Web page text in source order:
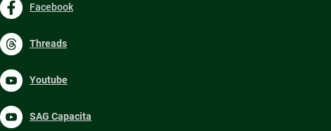
Facebook
Threads
Youtube
SAG Capacita